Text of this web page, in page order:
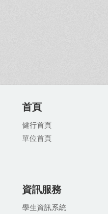
首頁
健行首頁
單位首頁
資訊服務
學生資訊系統